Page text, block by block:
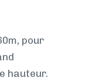
pour
hauteur.